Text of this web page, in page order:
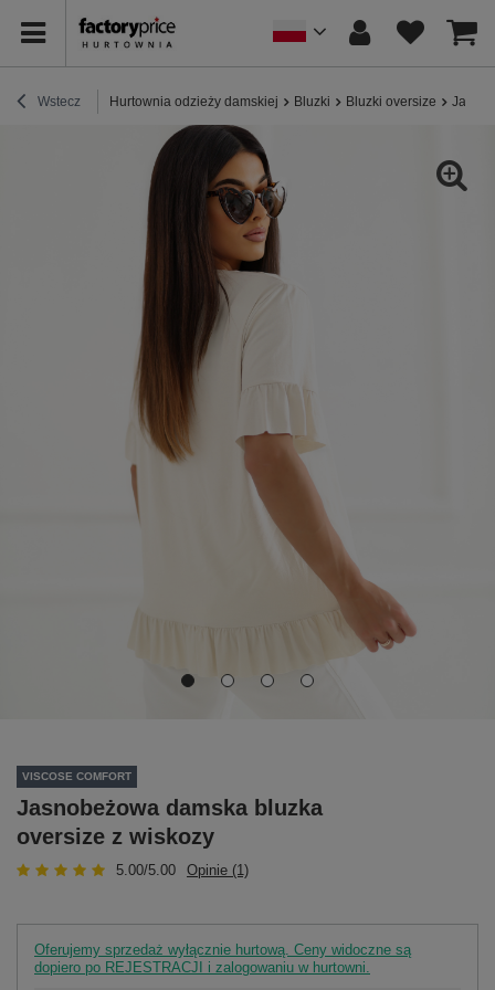
Wstecz Hurtownia odzieży damskiej Bluzki Bluzki oversize
VISCOSE COMFORT
Jasnobeżowa damska bluzka
oversize z wiskozy
5.00/5.00 Opinie (1)
Oferujemy sprzedaż wyłącznie hurtową. Ceny widoczne są
dopiero po REJESTRACJI i zalogowaniu w hurtowni.